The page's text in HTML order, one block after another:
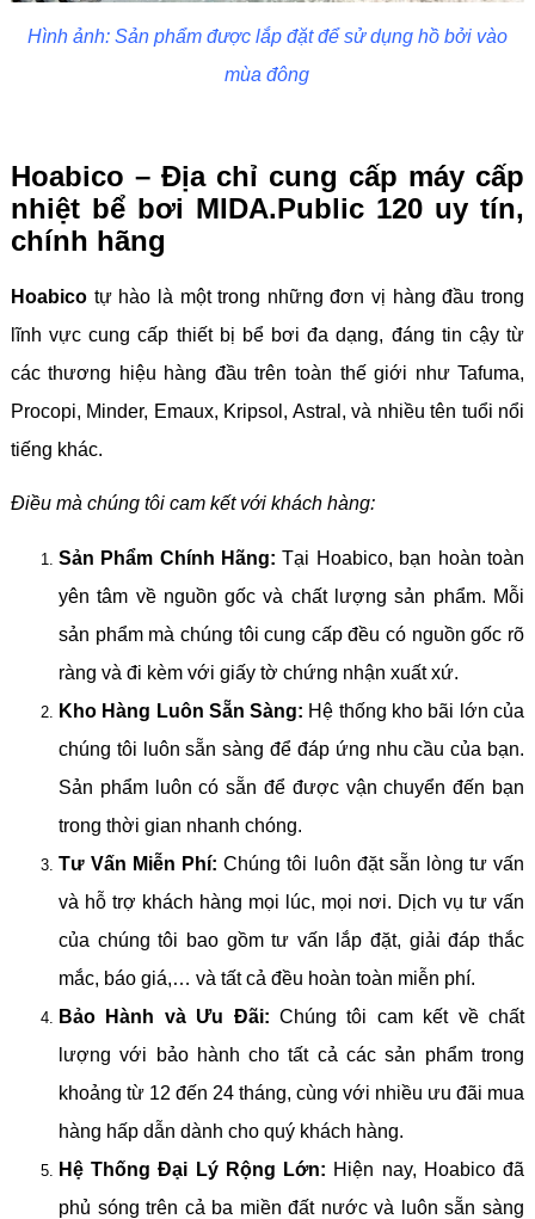
Hình ảnh: Sản phẩm được lắp đặt để sử dụng hồ bởi vào
mùa đông
Hoabico – Địa chỉ cung cấp máy cấp
nhiệt bể bơi MIDA.Public 120 uy tín,
chính hãng
Hoabicotự hào là một trong những đơn vị hàng đầu trong
lĩnh vực cung cấp thiết bị bể bơi đa dạng, đáng tin cậy từ
các thương hiệu hàng đầu trên toàn thế giới như Tafuma,
Procopi, Minder, Emaux, Kripsol, Astral, và nhiều tên tuổi nổi
tiếng khác.
Điều mà chúng tôi cam kết với khách hàng:
Sản Phẩm Chính Hãng: Tại Hoabico, bạn hoàn toàn
yên tâm về nguồn gốc và chất lượng sản phẩm. Mỗi
sản phẩm mà chúng tôi cung cấp đều có nguồn gốc rõ
ràng và đi kèm với giấy tờ chứng nhận xuất xứ.
Kho Hàng Luôn Sẵn Sàng: Hệ thống kho bãi lớn của
chúng tôi luôn sẵn sàng để đáp ứng nhu cầu của bạn.
Sản phẩm luôn có sẵn để được vận chuyển đến bạn
trong thời gian nhanh chóng.
Tư Vấn Miễn Phí: Chúng tôi luôn đặt sẵn lòng tư vấn
và hỗ trợ khách hàng mọi lúc, mọi nơi. Dịch vụ tư vấn
của chúng tôi bao gồm tư vấn lắp đặt, giải đáp thắc
mắc, báo giá,… và tất cả đều hoàn toàn miễn phí.
Bảo Hành và Ưu Đãi: Chúng tôi cam kết về chất
lượng với bảo hành cho tất cả các sản phẩm trong
khoảng từ 12 đến 24 tháng, cùng với nhiều ưu đãi mua
hàng hấp dẫn dành cho quý khách hàng.
Hệ Thống Đại Lý Rộng Lớn: Hiện nay, Hoabico đã
phủ sóng trên cả ba miền đất nước và luôn sẵn sàng